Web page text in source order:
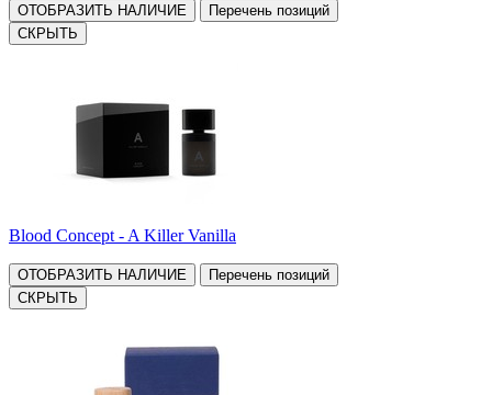
ОТОБРАЗИТЬ НАЛИЧИЕ
Перечень позиций
СКРЫТЬ
Blood Concept - A Killer Vanilla
ОТОБРАЗИТЬ НАЛИЧИЕ
Перечень позиций
СКРЫТЬ